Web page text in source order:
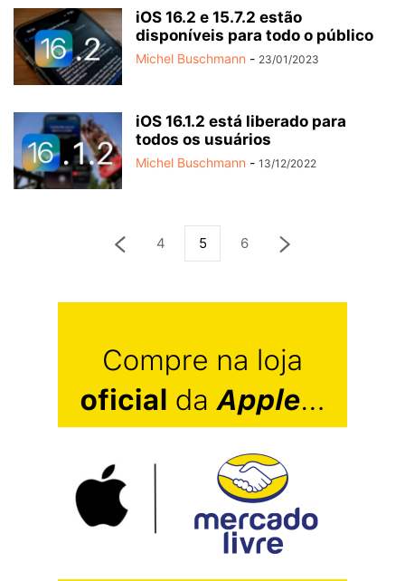
iOS 16.2 e 15.7.2 estão
disponíveis para todo o público
Michel Buschmann - 23/01/2023
iOS 16.1.2 está liberado para
todos os usuários
Michel Buschmann - 13/12/2022
4 5 6